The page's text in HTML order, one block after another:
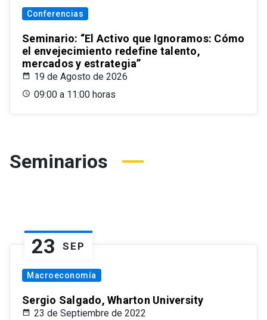
Conferencias
Seminario: “El Activo que Ignoramos: Cómo
el envejecimiento redefine talento,
mercados y estrategia”
19 de Agosto de 2026
09:00 a 11:00 horas
Seminarios
23 SEP
Macroeconomía
Sergio Salgado, Wharton University
23 de Septiembre de 2022